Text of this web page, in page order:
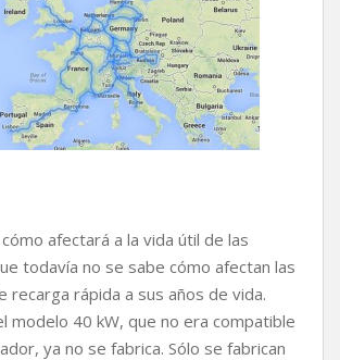
afectará a la vida útil de las
todavía no se sabe cómo afectan las
recarga rápida a sus años de vida.
modelo 40 kW, que no era compatible
ya no se fabrica. Sólo se fabrican